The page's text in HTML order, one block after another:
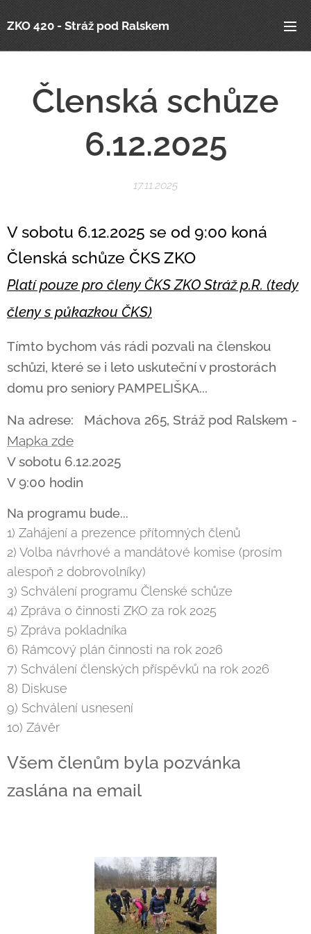
ZKO 420 - Stráž pod Ralskem
Členská schůze
6.12.2025
17.11.2025
V sobotu 6.12.2025 se od 9:00 koná
Členská schůze ČKSZKO
Platí pouze pro členy ČKS ZKO Stráž p.R. (tedy
členy s půkazkou ČKS)
Tímto bychom vás rádi pozvali na členskou
schůzi, které se i leto uskuteční v prostorách
domu pro seniory PAMPELIŠKA...
Na adrese: Máchova 265, Stráž pod Ralskem -
Mapka zde
V sobotu 6.12.2025
V 9:00 hodin
Na programu bude...
1) Zahájení a prezence přítomných členů
2) Volba návrhové a mandátové komise (prosím
alespoň 2 dobrovolníky)
3) Schválení programu Členské schůze
4) Zpráva o činnosti ZKO za rok 2025
5) Zpráva pokladníka
6) Rámcový plán činnosti na rok 2026
7) Schválení členských příspěvků na rok 2026
8) Diskuse
9) Schválení usnesení
10) Závěr
Všem členům byla pozvánka
zaslána na email